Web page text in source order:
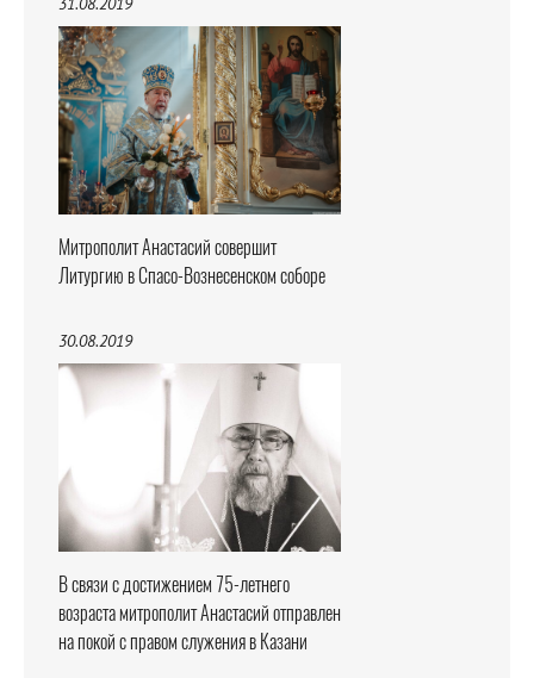
Митрополит Анастасий совершит
Литургию в Спасо-Вознесенском соборе
30.08.2019
В связи с достижением 75-летнего
возраста митрополит Анастасий отправлен
на покой с правом служения в Казани